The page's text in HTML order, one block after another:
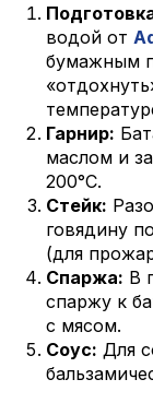
водой от
бумажным
Гарнир:
маслом и
200°C.
Стейк:
говядину
(для
Спаржа: В
спаржу к
с мясом.
Соус: Для